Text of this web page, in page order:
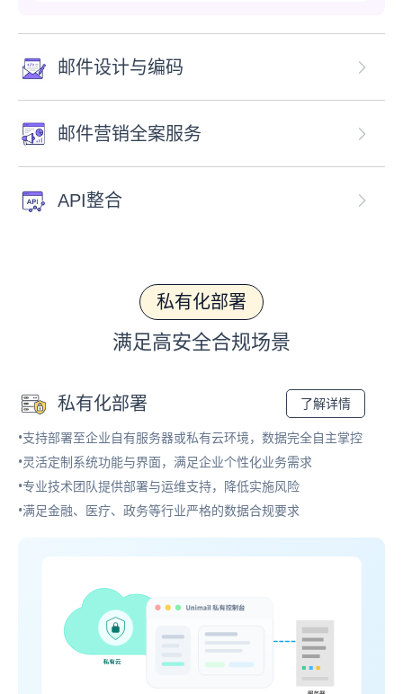
邮件设计与编码
邮件营销全案服务
API整合
私有化部署
满足高安全合规场景
私有化部署 了解详情
•支持部署至企业自有服务器或私有云环境，数据完全自主掌控
•灵活定制系统功能与界面，满足企业个性化业务需求
•专业技术团队提供部署与运维支持，降低实施风险
•满足金融、医疗、政务等行业严格的数据合规要求